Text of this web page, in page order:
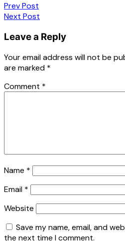
Prev Post
Next Post
Leave a Reply
Your email address will not be
are marked *
Comment *
Name *
Email *
Website
Save my name, email, and
the next time I comment.